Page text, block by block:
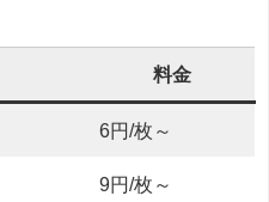
料金
6円/枚～
9円/枚～